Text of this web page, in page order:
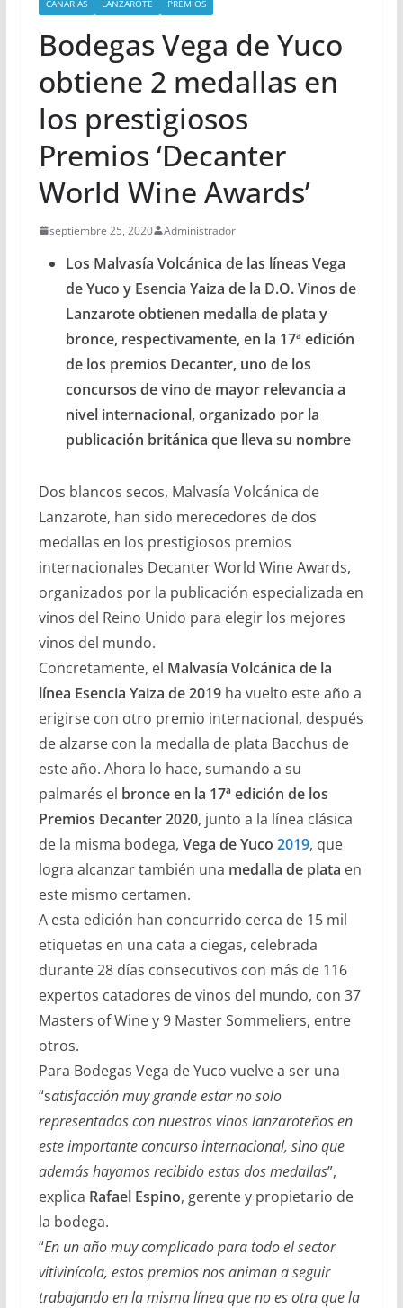
CANARIAS LANZAROTE PREMIOS
Bodegas Vega de Yuco
obtiene 2 medallas en
los prestigiosos
Premios ‘Decanter
World Wine Awards’
septiembre 25, 2020 Administrador
Los Malvasía Volcánica de las líneas Vega
de Yuco y Esencia Yaiza de la D.O. Vinos de
Lanzaroteobtienen medalla de plata y
bronce, respectivamente, en la 17ª edición
de los premios Decanter, uno de los
concursos de vino de mayor relevancia a
nivel internacional, organizado por la
publicación británica que lleva su nombre
Dos blancos secos, Malvasía Volcánica de
Lanzarote, han sido merecedores de dos
medallas en los prestigiosos premios
internacionales Decanter World Wine Awards,
organizados por la publicación especializada en
vinos del Reino Unido para elegir los mejores
vinos del mundo.
Concretamente, el Malvasía Volcánica de la
línea Esencia Yaiza de 2019ha vuelto este año a
erigirse con otro premio internacional, después
de alzarse con la medalla de plata Bacchus de
este año. Ahora lo hace, sumando a su
palmarés el bronce en la 17ª edición de los
Premios Decanter 2020, junto a la línea clásica
de la misma bodega, Vega de Yuco 2019, que
logra alcanzar también una medalla de plata en
este mismo certamen.
A esta edición han concurrido cerca de 15 mil
etiquetas en una cata a ciegas, celebrada
durante 28 días consecutivos con más de 116
expertos catadores de vinos del mundo, con 37
Masters of Wine y 9 Master Sommeliers, entre
otros.
Para Bodegas Vega de Yuco vuelve a ser una
“satisfacción muy grande estar no solo
representados con nuestros vinos lanzaroteños en
este importante concurso internacional, sino que
además hayamos recibido estas dos medallas”,
explica Rafael Espino, gerente y propietario de
la bodega.
“En un añomuycomplicado para todo el sector
vitivinícola, estos premios nos animan a seguir
trabajando en la misma línea que no es otra que la